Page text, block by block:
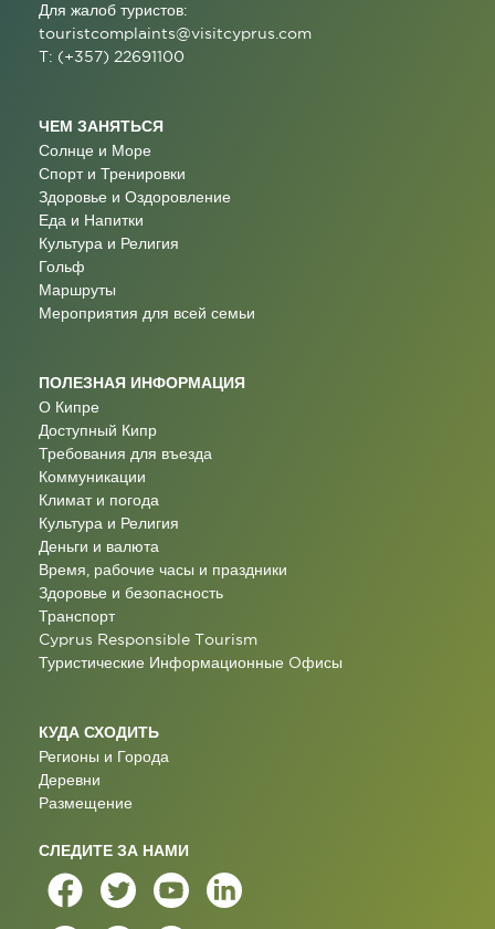
Для жалоб туристов:
touristcomplaints@visitcyprus.com
T: (+357) 22691100
ЧЕМ ЗАНЯТЬСЯ
Солнце и Море
Спорт и Тренировки
Здоровье и Оздоровление
Еда и Напитки
Культура и Религия
Гольф
Маршруты
Мероприятия для всей семьи
ПОЛЕЗНАЯ ИНФОРМАЦИЯ
О Кипре
Доступный Кипр
Требования для въезда
Коммуникации
Климат и погода
Культура и Религия
Деньги и валюта
Время, рабочие часы и праздники
Здоровье и безопасность
Транспорт
Cyprus Responsible Tourism
Туристические Информационные Oфисы
КУДА СХОДИТЬ
Регионы и Города
Деревни
Размещение
СЛЕДИТЕ ЗА НАМИ